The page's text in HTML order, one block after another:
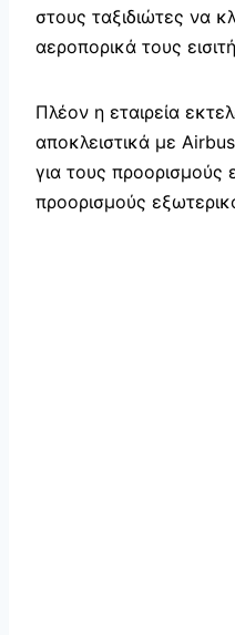
στους ταξιδιώτες να
αεροπορικά τους
Πλέον η εταιρεία
αποκλειστικά με
για τους προορισμούς
προορισμούς